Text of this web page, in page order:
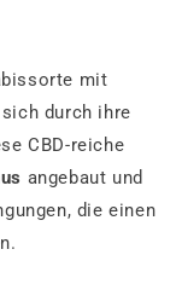
mit
durch ihre
CBD-reiche
angebaut und
die einen